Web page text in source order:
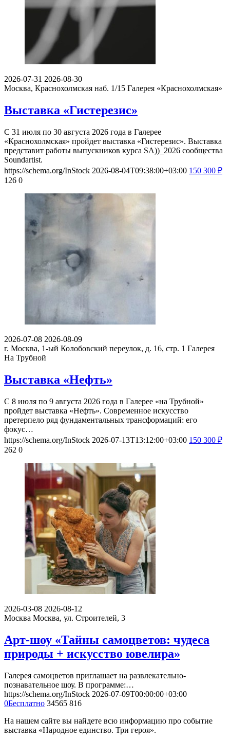
2026-07-31 2026-08-30
Москва, Краснохолмская наб. 1/15 Галерея «Краснохолмская»
Выставка «Гистерезис»
С 31 июля по 30 августа 2026 года в Галерее
«Краснохолмская» пройдет выставка «Гистерезис». Выставка
представит работы выпускников курса SA))_2026 сообщества
Soundartist.
https://schema.org/InStock 2026-08-04T09:38:00+03:00 150 300 ₽
126 0
2026-07-08 2026-08-09
г. Москва, 1-ый Колобовский переулок, д. 16, стр. 1 Галерея
На Трубной
Выставка «Нефть»
С 8 июля по 9 августа 2026 года в Галерее «на Трубной»
пройдет выставка «Нефть». Современное искусство
претерпело ряд фундаментальных трансформаций: его
фокус…
https://schema.org/InStock 2026-07-13T13:12:00+03:00 150 300 ₽
262 0
2026-03-08 2026-08-12
Москва Москва, ул. Строителей, 3
Арт-шоу «Тайны самоцветов: чудеса
природы + искусство ювелира»
Галерея самоцветов приглашает на развлекательно-
познавательное шоу. В программе:…
https://schema.org/InStock 2026-07-09T00:00:00+03:00
0Бесплатно 34565 816
На нашем сайте вы найдете всю информацию про событие
выставка «Народное единство. Три героя».